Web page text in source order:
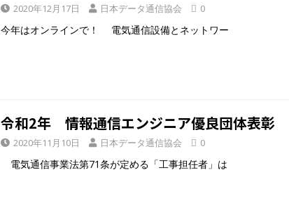
2020年12月17日 日本データ通信協会 0
今年はオンラインで！ 電気通信設備とネットワー
令和2年 情報通信エンジニア優良団体表彰
2020年11月10日 日本データ通信協会 0
電気通信事業法第71条が定める「工事担任者」は